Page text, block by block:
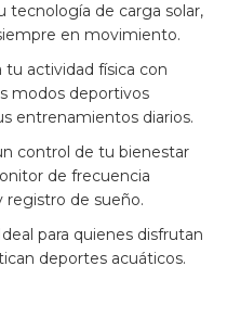
tecnología de carga solar,
en movimiento.
tu actividad física con
modos deportivos
entrenamientos diarios.
control de tu bienestar
de frecuencia
registro de sueño.
para quienes disfrutan
deportes acuáticos.